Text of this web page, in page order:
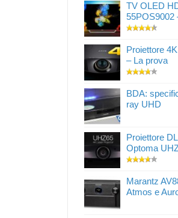
TV OLED
55POS9002
Proiettore
– La prova
BDA:
ray UHD
Proiettore
Optoma
Marantz
Atmos e